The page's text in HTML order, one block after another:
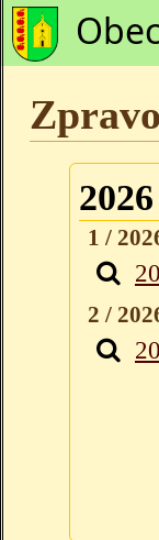
2026
1 /
2 /